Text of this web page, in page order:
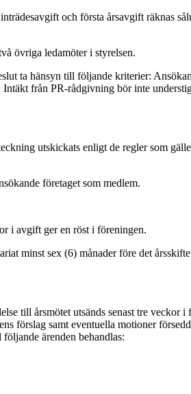
och första årsavgift räknas
övriga ledamöter i styrelsen.
ta hänsyn till följande kriterier:
från PR-rådgivning bör inte
utskickats enligt de regler som
företaget som medlem.
i avgift ger en röst i föreningen.
minst sex (6) månader före det
till årsmötet utsänds senast tre veckor
förslag samt eventuella motioner
ärenden behandlas: